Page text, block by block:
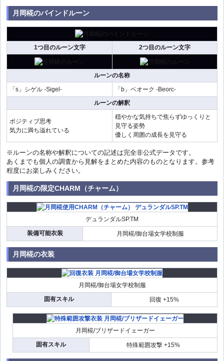
月岡椛のバインドルーン
1つ目のルーン文字 2つ目のルーン文字
ルーンの名称
「s」シゲル -Sigel-
「b」ベオーク -Beorc-
ルーンの解釈
ポジティブ思考
気力に満ち溢れている
穏やかな気持ちで焦らずゆっくりと
見守る姿勢
優しく周囲の成長を見守る
※ルーンの名称や解釈についての記述は完全非公式データです。
あくまでも個人の調査から見解をまとめた内容のものとなります。参考
程度にお楽しみください。
月岡椛の限定CHARM（チャーム）
デュランダルSP.TM
装備可能衣装
月岡椛/御台場女学校制服
月岡椛の衣装
月岡椛/御台場女学校制服
固有スキル
回復 +15%
月岡椛/ブリザードイェーガー
固有スキル
特殊範囲攻撃 +15%